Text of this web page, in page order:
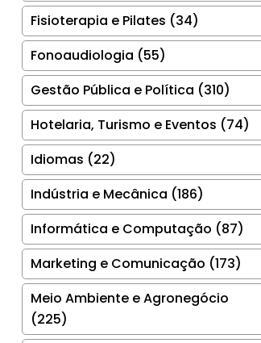
Fisioterapia e Pilates (34)
Fonoaudiologia (55)
Gestão Pública e Política (310)
Hotelaria, Turismo e Eventos (74)
Idiomas (22)
Indústria e Mecânica (186)
Informática e Computação (87)
Marketing e Comunicação (173)
Meio Ambiente e Agronegócio
(225)